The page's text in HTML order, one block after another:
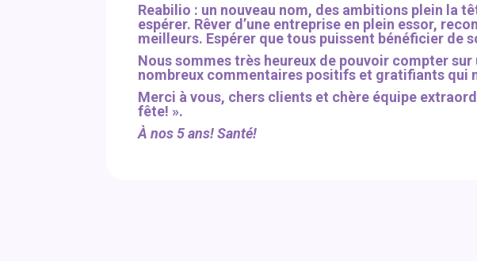
Reabilio : un nouveau nom, des ambitions plein la
espérer. Rêver d’une entreprise en plein essor,
meilleurs. Espérer que tous puissent bénéficier de
Nous sommes très heureux de pouvoir compter
nombreux commentaires positifs et gratifiants qui
Merci à vous, chers clients et chère équipe
fête! ».
À nos 5 ans! Santé!